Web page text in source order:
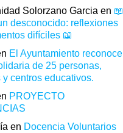
Solorzano Garcia en 📖
desconocido: reflexiones
difíciles 📖
El Ayuntamiento reconoce
de 25 personas,
centros educativos.
PROYECTO
en Docencia Voluntarios